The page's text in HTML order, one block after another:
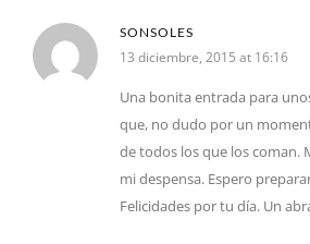
SONSOLES
13 diciembre, 2015 at 16:16
Una bonita entrada para
que, no dudo por un
de todos los que los coman.
mi despensa. Espero
Felicidades por tu día. Un